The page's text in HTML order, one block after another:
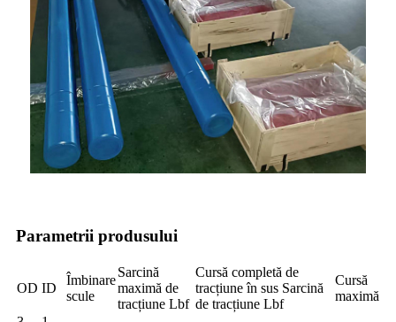
Parametrii produsului
OD ID
Îmbinare
scule
Sarcină
maximă de
tracțiune Lbf
Cursă completă de
tracțiune în sus Sarcină
de tracțiune Lbf
Cursă
maximă